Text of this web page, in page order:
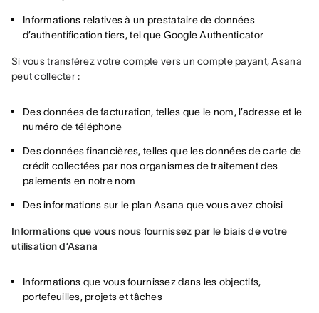
Informations relatives à un prestataire de données
d’authentification tiers, tel que Google Authenticator
Si vous transférez votre compte vers un compte payant, Asana
peut collecter :
Des données de facturation, telles que le nom, l’adresse et le
numéro de téléphone
Des données financières, telles que les données de carte de
crédit collectées par nos organismes de traitement des
paiements en notre nom
Des informations sur le plan Asana que vous avez choisi
Informations que vous nous fournissez par le biais de votre
utilisation d’Asana
Informations que vous fournissez dans les objectifs,
portefeuilles, projets et tâches